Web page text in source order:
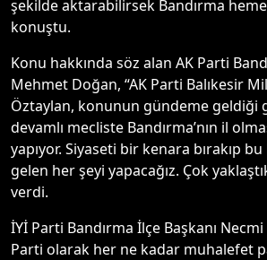
şekilde aktarabilirsek Bandırma
konuştu.
Konu hakkında söz alan AK Parti
Mehmet Doğan, “AK Parti Balıkesir
Öztaylan, konunun gündeme geldiği
devamlı mecliste Bandırma’nın il
yapıyor. Siyaseti bir kenara bırakıp
gelen her şeyi yapacağız. Çok
verdi.
İYİ Parti Bandırma İlçe Başkanı Necmi
Parti olarak her ne kadar muhalefet